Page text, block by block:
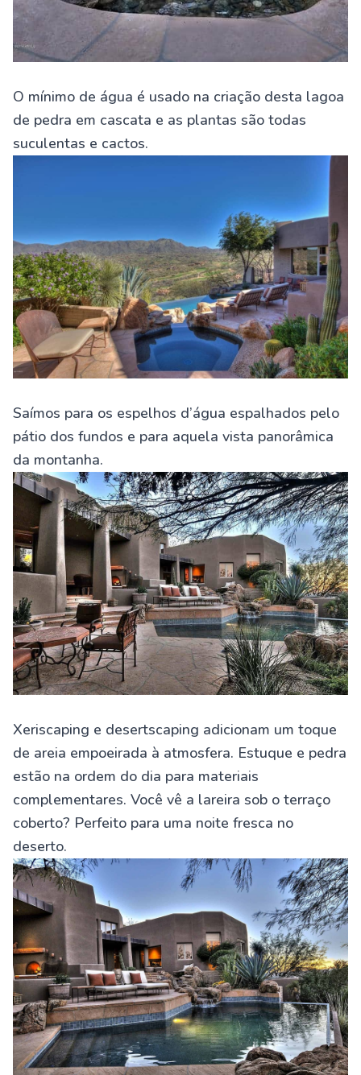
O mínimo de água é usado na criação desta lagoa
de pedra em cascata e as plantas são todas
suculentas e cactos.
Saímos para os espelhos d’água espalhados pelo
pátio dos fundos e para aquela vista panorâmica
da montanha.
Xeriscaping e desertscaping adicionam um toque
de areia empoeirada à atmosfera. Estuque e pedra
estão na ordem do dia para materiais
complementares. Você vê a lareira sob o terraço
coberto? Perfeito para uma noite fresca no
deserto.